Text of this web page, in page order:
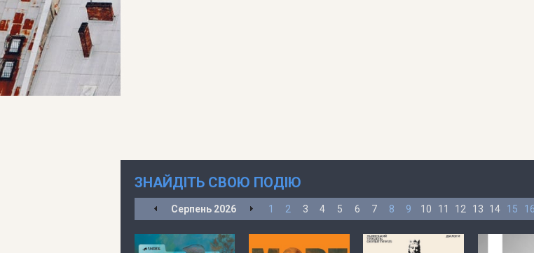
ЗНАЙДІТЬ СВОЮ ПОДІЮ
Серпень 2026 1 2 3 4 5 6 7 8 9 10 11 12 13 14 15 16